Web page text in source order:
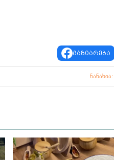
გაზიარება